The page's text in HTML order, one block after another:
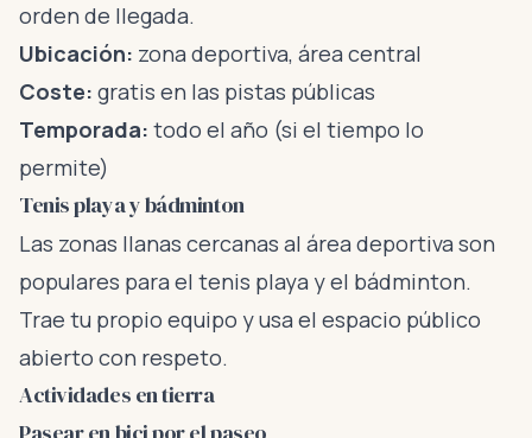
orden de llegada.
Ubicación: zona deportiva, área central
Coste: gratis en las pistas públicas
Temporada: todo el año (si el tiempo lo
permite)
Tenis playa y bádminton
Las zonas llanas cercanas al área deportiva son
populares para el tenis playa y el bádminton.
Trae tu propio equipo y usa el espacio público
abierto con respeto.
Actividades en tierra